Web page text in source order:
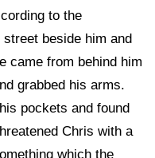
to the
beside him and
came from behind him
grabbed his arms.
pockets and found
Chris with a
which the